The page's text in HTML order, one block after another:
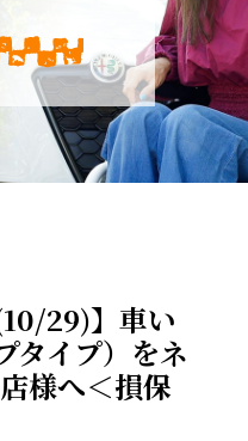
29)】車い
タイプ）をネ
様へ＜損保